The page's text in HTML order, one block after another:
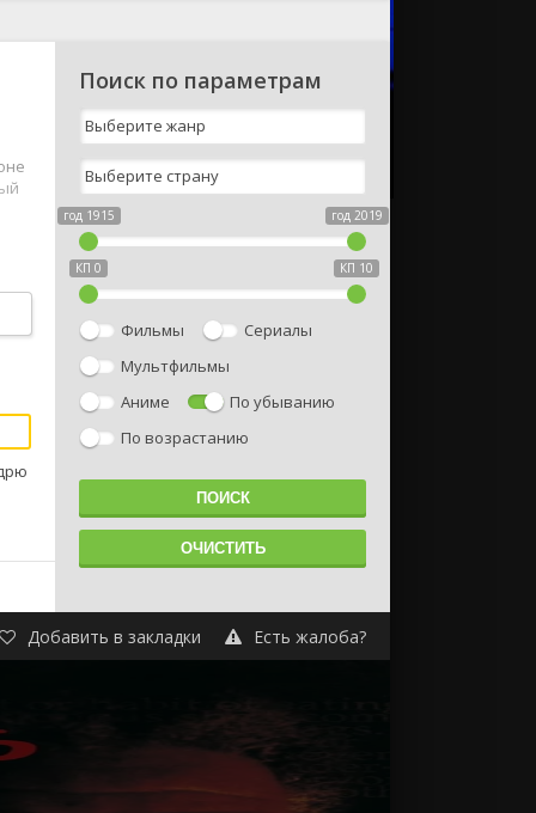
Поиск по параметрам
год 1915 год 2019
КП 0 КП 10
Фильмы
Сериалы
Мультфильмы
Аниме
По убыванию
По возрастанию
Добавить в закладки Есть жалоба?